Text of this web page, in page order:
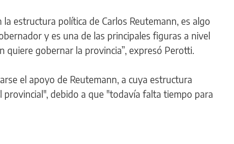
estructura política de Carlos Reutemann, es algo
y es una de las principales figuras a nivel
gobernar la provincia”, expresó Perotti.
el apoyo de Reutemann, a cuya estructura
provincial", debido a que "todavía falta tiempo para